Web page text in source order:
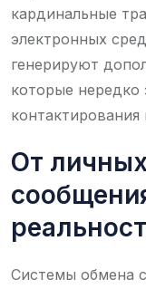
кардинальные
электронных
генерируют
которые нередко
От
Системы обмена